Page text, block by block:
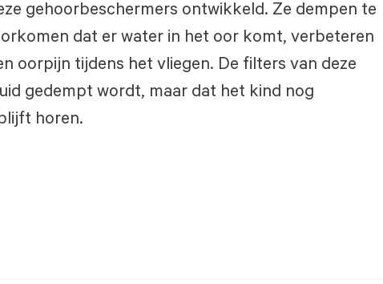
gehoorbeschermers ontwikkeld. Ze dempen te
dat er water in het oor komt, verbeteren
oorpijn tijdens het vliegen. De filters van deze
gedempt wordt, maar dat het kind nog
horen.